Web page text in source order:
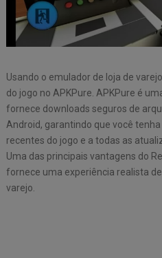
Usando o emulador de loja de
do jogo no APKPure. APKPure é
fornece downloads seguros de
Android, garantindo que você
recentes do jogo e a todas as
Uma das principais vantagens do
fornece uma experiência realista
varejo.